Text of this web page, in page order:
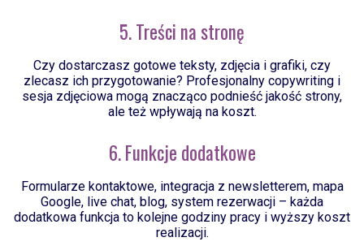
5. Treści na stronę
Czy dostarczasz gotowe teksty, zdjęcia i grafiki, czy
zlecasz ich przygotowanie? Profesjonalny copywriting i
sesja zdjęciowa mogą znacząco podnieść jakość strony,
ale też wpływają na koszt.
6. Funkcje dodatkowe
Formularze kontaktowe, integracja z newsletterem, mapa
Google, live chat, blog, system rezerwacji – każda
dodatkowa funkcja to kolejne godziny pracy i wyższy koszt
realizacji.